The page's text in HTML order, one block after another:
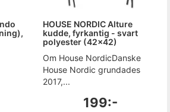
HOUSE NORDIC Alture
kudde, fyrkantig - svart
polyester (42x42)
Om House NordicDanske
House Nordic grundades
2017,...
199:-